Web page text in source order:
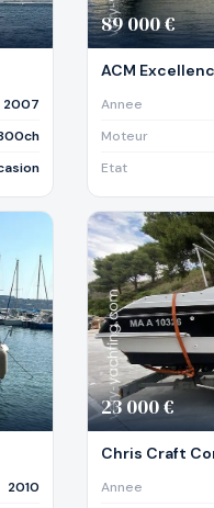
2007
89 000 €
ACM
Annee
Moteur
Etat
2010
23 000 €
Chris Craft
Annee